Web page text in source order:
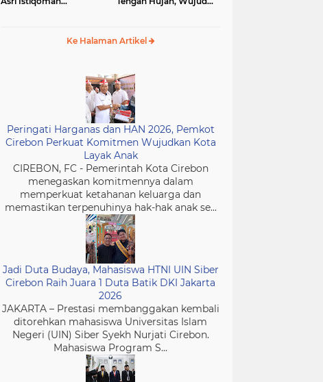
Ke Halaman Artikel
Peringati Harganas dan HAN 2026, Pemkot
Cirebon Perkuat Komitmen Wujudkan Kota
Layak Anak
CIREBON, FC - Pemerintah Kota Cirebon
menegaskan komitmennya dalam
memperkuat ketahanan keluarga dan
memastikan terpenuhinya hak-hak anak se...
Jadi Duta Budaya, Mahasiswa HTNI UIN Siber
Cirebon Raih Juara 1 Duta Batik DKI Jakarta
2026
JAKARTA – Prestasi membanggakan kembali
ditorehkan mahasiswa Universitas Islam
Negeri (UIN) Siber Syekh Nurjati Cirebon.
Mahasiswa Program S...